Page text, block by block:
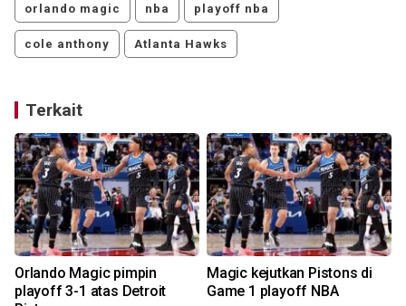
orlando magic nba playoff nba
cole anthony Atlanta Hawks
Terkait
Orlando Magic pimpin
playoff 3-1 atas Detroit
Magic kejutkan Pistons di
Game 1 playoff NBA